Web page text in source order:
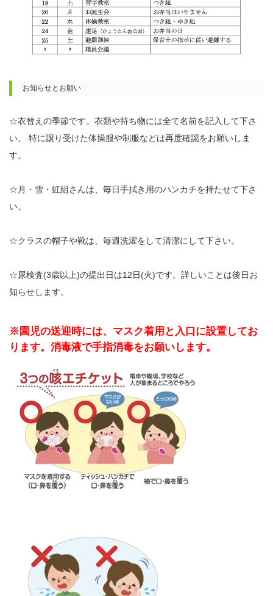
お知らせとお願い
☆衣替えの季節です。衣類や持ち物には全て名前を記入して下さ
い。 特に譲り受けた体操服や制服などは再度確認をお願いしま
す。
☆月・雪・虹組さんは、毎日手拭き用のハンカチを持たせて下さ
い。
☆クラスの帽子や靴は、毎週洗濯をして清潔にして下さい。
☆尿検査(3歳以上)の提出日は12日(火)です。詳しいことは後日お
知らせします。
※園児の送迎時には、マスク着用と入口に設置してお
ります。消毒液で手指消毒をお願いします。